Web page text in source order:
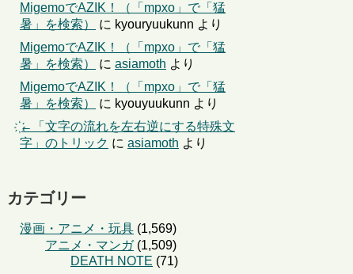
MigemoでAZIK！（「mpxo」で「猛
暑」を検索）
に kyouryuukunn より
MigemoでAZIK！（「mpxo」で「猛
暑」を検索）
に asiamoth より
MigemoでAZIK！（「mpxo」で「猛
暑」を検索）
に kyouyuukunn より
҉←「文字の流れを左右逆にする特殊文
字」のトリック に asiamoth より
カテゴリー
漫画・アニメ・玩具 (1,569)
アニメ・マンガ(1,509)
DEATH NOTE (71)